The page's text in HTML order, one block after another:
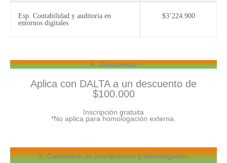
Esp. Contabilidad y auditoria en
entornos digitales
$3’224.900
4. Descuentos
Aplica con DALTA a un descuento de
$100.000
Inscripción gratuita
*No aplica para homologación externa.
5. Calendario de inscripciones y homologación